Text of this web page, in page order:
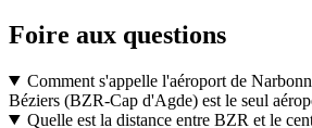
Foire aux questions
Comment s'appelle l'aéroport de
Béziers (BZR-Cap d'Agde) est le seul
Quelle est la distance entre BZR et le